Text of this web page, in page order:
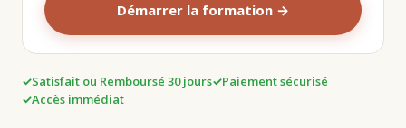
Démarrer la formation →
Satisfait ou Remboursé 30 jours
Paiement sécurisé
Accès immédiat